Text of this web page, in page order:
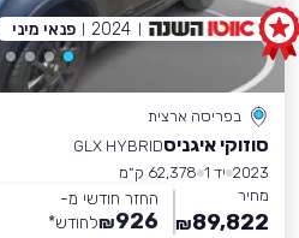
בפריסה ארצית
סוזוקי איגניסGLX HYBRID
2023 יד 1
62,378 ק״מ
מחיר
89,822
₪
החזר חודשי מ-
926
₪לחודש*
2024 פנאי מיני